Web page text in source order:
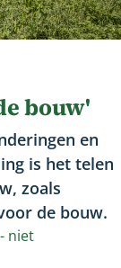
bouw'
en
is het telen
zoals
de bouw.
niet